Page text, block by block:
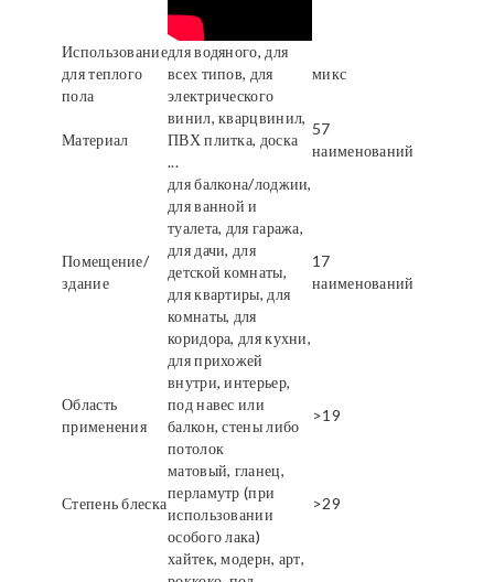
Использование
для теплого
пола
для водяного, для
всех типов, для
электрического
микс
Материал
винил, кварцвинил,
ПВХ плитка, доска
...
57
наименований
Помещение/
здание
для балкона/лоджии,
для ванной и
туалета, для гаража,
для дачи, для
детской комнаты,
для квартиры, для
комнаты, для
коридора, для кухни,
для прихожей
17
наименований
Область
применения
внутри, интерьер,
под навес или
балкон, стены либо
потолок
>19
Степень блеска
матовый, гланец,
перламутр (при
использовании
особого лака)
>29
хайтек, модерн, арт,